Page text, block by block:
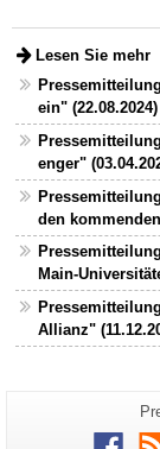
Lesen Sie mehr
ein" (22.08.2024)
enger"
den
Main-
Allianz"